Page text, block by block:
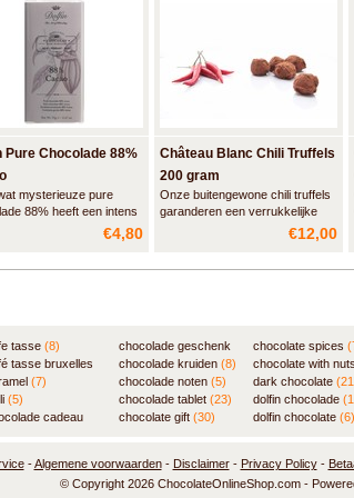
Pure Chocolade 88%
mysterieuze pure
88% heeft een intens
Deze zuivere chocolade
lange en uitzonderlijke
prachtige en
€4,80
Château Blanc Chili Truffels
200 gram
Onze buitengewone chili truffels
garanderen een verrukkelijke
achtbaan ervaring voor uw€12,00
tasse (8)
tasse bruxelles
(7)
(5)
cadeau
chocolade geschenk
(7)
chocolade kruiden (8)
chocolade noten (5)
chocolade tablet (23)
chocolate gift (30)
chocolate spices
chocolate with nuts
dark chocolate
dolfin chocolade
dolfin chocolate (6)
-Algemene voorwaarden- Disclaimer- Privacy Policy-
© Copyright 2026 ChocolateOnlineShop.com -